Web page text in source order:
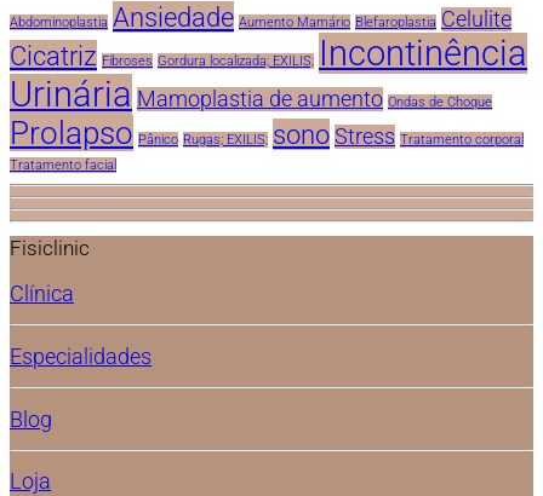
Abdominoplastia Ansiedade Aumento Mamário Blefaroplastia Celulite
Cicatriz Fibroses Gordura localizada; EXILIS; Incontinência
Urinária Mamoplastia de aumento Ondas de Choque
Prolapso Pânico Rugas; EXILIS; sono Stress Tratamento corporal
Tratamento facial
Fisiclinic
Clínica
Especialidades
Blog
Loja